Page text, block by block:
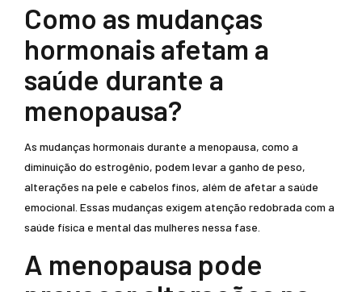
Como as mudanças
hormonais afetam a
saúde durante a
menopausa?
As mudanças hormonais durante a menopausa, como a
diminuição do estrogênio, podem levar a ganho de peso,
alterações na pele e cabelos finos, além de afetar a saúde
emocional. Essas mudanças exigem atenção redobrada com a
saúde física e mental das mulheres nessa fase.
A menopausa pode